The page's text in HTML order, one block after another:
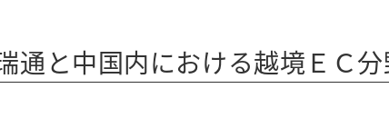
通と中国内における越境ＥＣ